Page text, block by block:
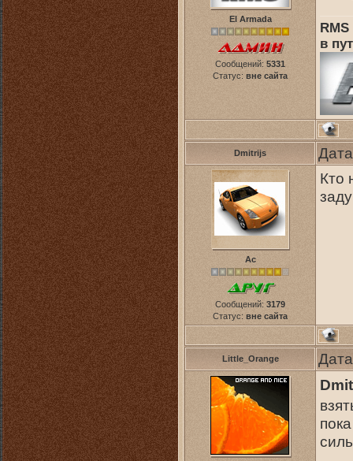
El Armada
Сообщений: 5331
Статус: вне сайта
в
Dmitrijs
Ас
Сообщений: 3179
Статус: вне сайта
Кто
Little_Orange